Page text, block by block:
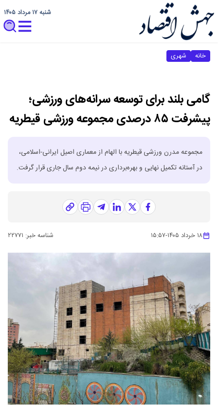
شنبه ۱۷ مرداد ۱۴۰۵
خانه شهری
گامی بلند برای توسعه سرانه‌های ورزشی؛
پیشرفت ۸۵ درصدی مجموعه ورزشی قیطریه
مجموعه مدرن ورزشی قیطریه با الهام از معماری اصیل ایرانی-اسلامی،
در آستانه تکمیل نهایی و بهره‌برداری در نیمه دوم سال جاری قرار گرفت.
۱۸ خرداد ۱۴۰۵ -۱۵:۵۷ شناسه خبر: ۲۲۷۷۱